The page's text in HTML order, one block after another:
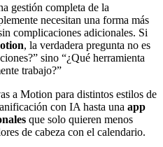
gestión completa de la
necesitan una forma más
complicaciones adicionales. Si
, la verdadera pregunta no es
sino “¿Qué herramienta
trabajo?”
a Motion para distintos estilos de
con IA hasta una app
que solo quieren menos
de cabeza con el calendario.